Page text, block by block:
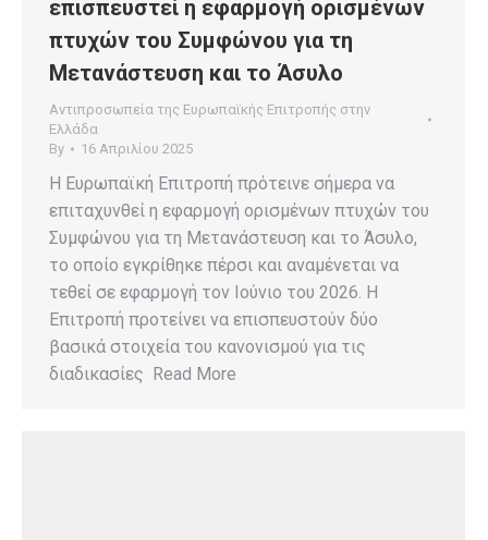
επισπευστεί η εφαρμογή ορισμένων
πτυχών του Συμφώνου για τη
Μετανάστευση και το Άσυλο
Αντιπροσωπεία της Ευρωπαϊκής Επιτροπής στην
Ελλάδα
By
16 Απριλίου 2025
Η Ευρωπαϊκή Επιτροπή πρότεινε σήμερα να
επιταχυνθεί η εφαρμογή ορισμένων πτυχών του
Συμφώνου για τη Μετανάστευση και το Άσυλο,
το οποίο εγκρίθηκε πέρσι και αναμένεται να
τεθεί σε εφαρμογή τον Ιούνιο του 2026. Η
Επιτροπή προτείνει να επισπευστούν δύο
βασικά στοιχεία του κανονισμού για τις
διαδικασίες Read More